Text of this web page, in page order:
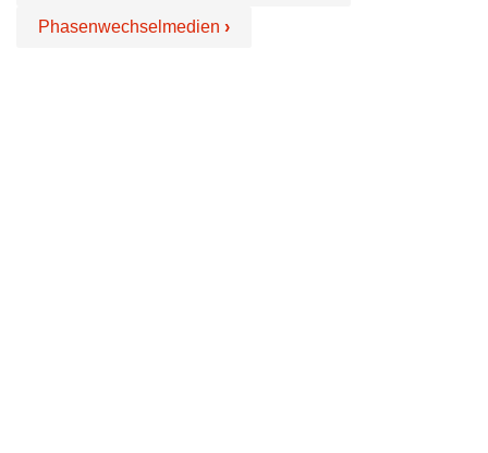
Phasenwechselmedien ›